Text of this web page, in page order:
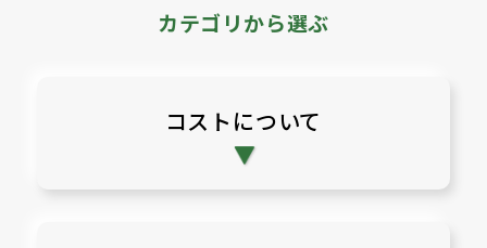
カテゴリから選ぶ
コストについて